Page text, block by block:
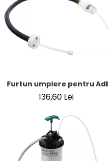
Furtun umplere pentru
136,60 Lei